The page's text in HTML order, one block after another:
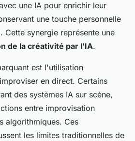
une IA pour enrichir leur
une touche personnelle
Cette synergie représente une
de la créativité par l'IA.
est l'utilisation
en direct. Certains
des systèmes IA sur scène,
entre improvisation
algorithmiques. Ces
les limites traditionnelles de